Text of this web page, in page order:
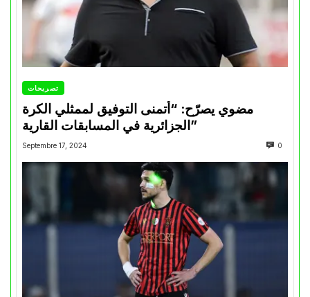
تصريحات
مضوي يصرّح: “أتمنى التوفيق لممثلي الكرة
الجزائرية في المسابقات القارية”
Septembre 17, 2024 0